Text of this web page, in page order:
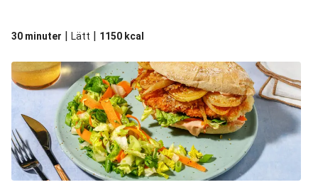
30 minuter | Lätt | 1150 kcal